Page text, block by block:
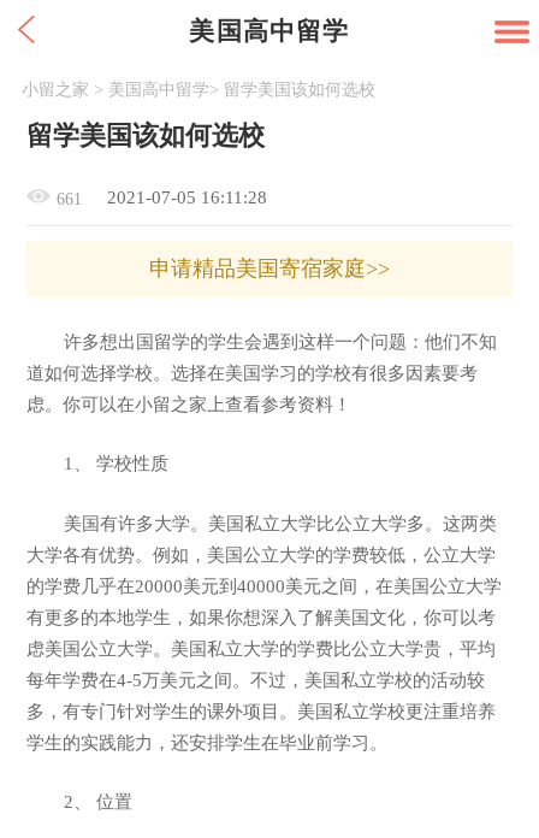
美国高中留学
小留之家 > 美国高中留学> 留学美国该如何选校
留学美国该如何选校
661 2021-07-05 16:11:28
申请精品美国寄宿家庭>>
许多想出国留学的学生会遇到这样一个问题：他们不知
道如何选择学校。选择在美国学习的学校有很多因素要考
虑。你可以在小留之家上查看参考资料！
1、 学校性质
美国有许多大学。美国私立大学比公立大学多。这两类
大学各有优势。例如，美国公立大学的学费较低，公立大学
的学费几乎在20000美元到40000美元之间，在美国公立大学
有更多的本地学生，如果你想深入了解美国文化，你可以考
虑美国公立大学。美国私立大学的学费比公立大学贵，平均
每年学费在4-5万美元之间。不过，美国私立学校的活动较
多，有专门针对学生的课外项目。美国私立学校更注重培养
学生的实践能力，还安排学生在毕业前学习。
2、 位置